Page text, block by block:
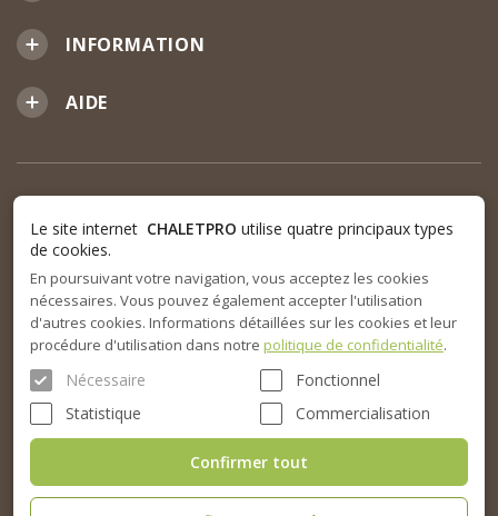
INFORMATION
AIDE
Le site internet CHALETPRO utilise quatre principaux types
de cookies.
En poursuivant votre navigation, vous acceptez les cookies
nécessaires. Vous pouvez également accepter l'utilisation
d'autres cookies. Informations détaillées sur les cookies et leur
procédure d'utilisation dans notre politique de confidentialité.
Nécessaire
Fonctionnel
Statistique
Commercialisation
Confirmer tout